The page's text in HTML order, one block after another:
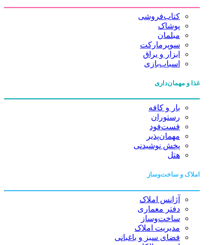
کتاب‌فروشی
پوشاک
مبلمان
سوپرمارکت
ابزار و یراق
اسباب‌بازی
غذا و مهمان‌داری
بار و کافه
رستوران
فست‌فود
مهمان‌پذیر
پخش نوشیدنی
هتل
املاک و ساخت‌وساز
آژانس املاک
دفتر معماری
ساخت‌وساز
مدیریت املاک
فضای سبز و باغبانی